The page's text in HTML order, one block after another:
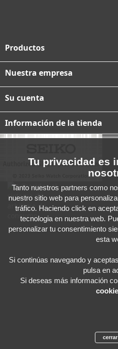
Productos
Nuestra empresa
Su cuenta
Información de la tienda
Tu privacidad es
Tanto nuestros partners como
nuestro sitio web para
tráfico. Haciendo click en
tecnologia en nuestra web.
personalizar tu consentimiento
esta
Si continúas navegando y aceptas
pulsa en
Si deseas más información
cerrar